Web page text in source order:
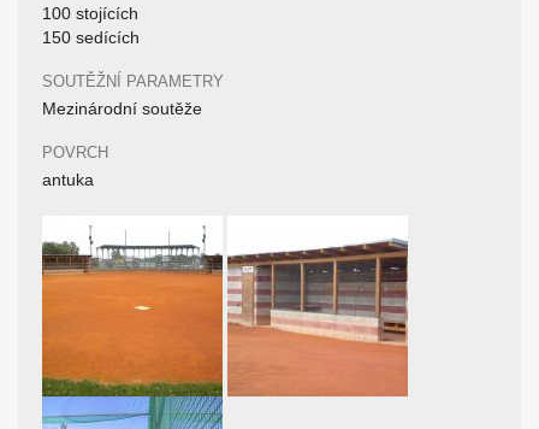
100 stojících
150 sedících
SOUTĚŽNÍ PARAMETRY
Mezinárodní soutěže
POVRCH
antuka